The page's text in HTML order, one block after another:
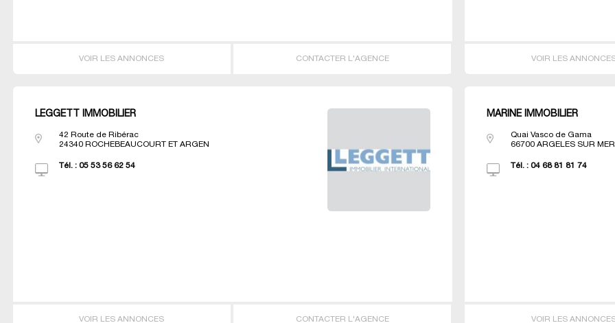
VOIR LES ANNONCES CONTACTER L'AGENCE VOIR LES
LEGGETT IMMOBILIER
42 Route de Ribérac
24340 ROCHEBEAUCOURT ET ARGEN
Tél. : 05 53 56 62 54
VOIR LES ANNONCES CONTACTER L'AGENCE
MARINE IMMOBILIER
Quai Vasco de Gama
66700 ARGELES SUR MER
Tél. :04 68 81 81 74
VOIR LES